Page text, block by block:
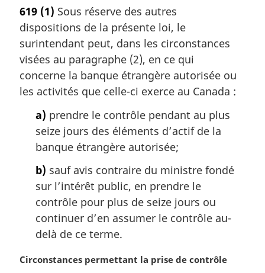
t
e
m
a
g
i
619 (1) Sous réserve des autres
dispositions de la présente loi, le
surintendant peut, dans les circonstances
visées au paragraphe (2), en ce qui
concerne la banque étrangère autorisée ou
les activités que celle-ci exerce au Canada :
a) prendre le contrôle pendant au plus
seize jours des éléments d’actif de la
banque étrangère autorisée;
b) sauf avis contraire du ministre fondé
sur l’intérêt public, en prendre le
contrôle pour plus de seize jours ou
continuer d’en assumer le contrôle au-
delà de ce terme.
N
Circonstances permettant la prise de contrôle